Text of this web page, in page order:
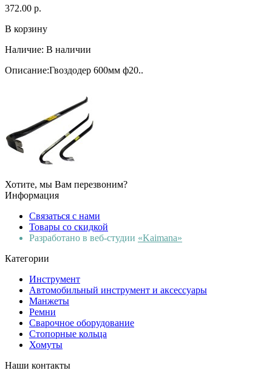
372.00 р.
В корзину
Наличие: В наличии
Описание:Гвоздодер 600мм ф20..
Хотите, мы Вам перезвоним?
Информация
Связаться с нами
Товары со скидкой
Разработано в веб-студии «Kaimana»
Категории
Инструмент
Автомобильный инструмент и аксессуары
Манжеты
Ремни
Сварочное оборудование
Стопорные кольца
Хомуты
Наши контакты